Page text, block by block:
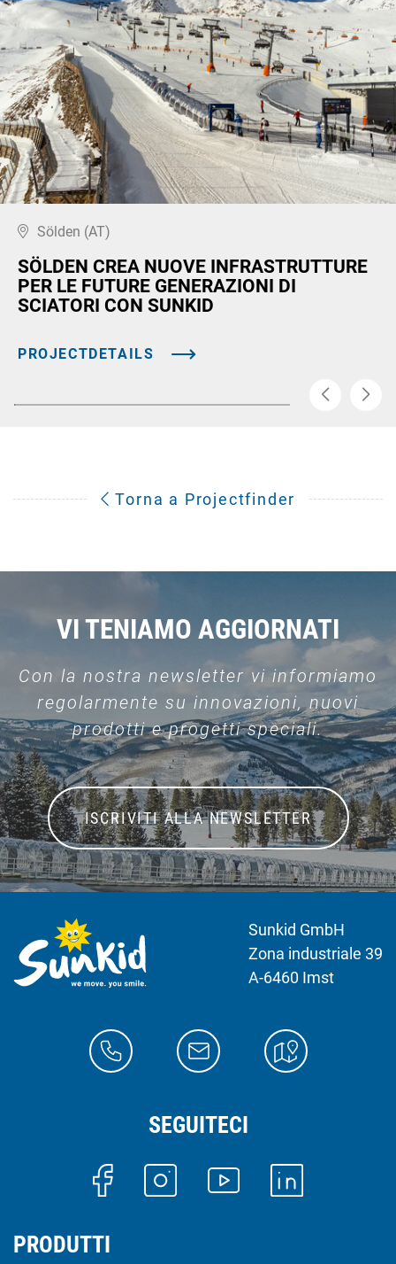
Sölden (AT)
SÖLDEN CREA NUOVE INFRASTRUTTURE
PER LE FUTURE GENERAZIONI DI
SCIATORI CON SUNKID
PROJECTDETAILS
Torna a Projectfinder
VI TENIAMO AGGIORNATI
Con la nostra newsletter vi informiamo
regolarmente su innovazioni, nuovi
prodotti e progetti speciali.
ISCRIVITI ALLA NEWSLETTER
Sunkid GmbH
Zona industriale 39
A-6460 Imst
SEGUITECI
PRODUTTI